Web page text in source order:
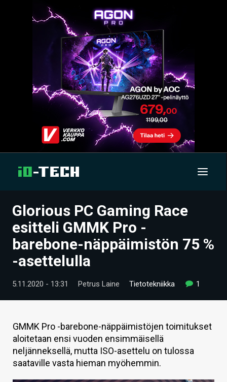
UUTISET
ARTIKKELIT
VIDEOT
TECHBBS
HINTA.FI
KAUPPA
VAIHDA TEEMA
Glorious PC Gaming Race
esitteli GMMK Pro -
barebone-näppäimistön 75 %
-asettelulla
5.11.2020 - 13:31 Petrus Laine Tietotekniikka 1
GMMK Pro -barebone-näppäimistöjen toimitukset
aloitetaan ensi vuoden ensimmäisellä
neljänneksellä, mutta ISO-asettelu on tulossa
saataville vasta hieman myöhemmin.